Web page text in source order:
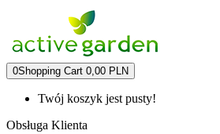
0Shopping Cart 0,00 PLN
Twój koszyk jest pusty!
Obsługa Klienta